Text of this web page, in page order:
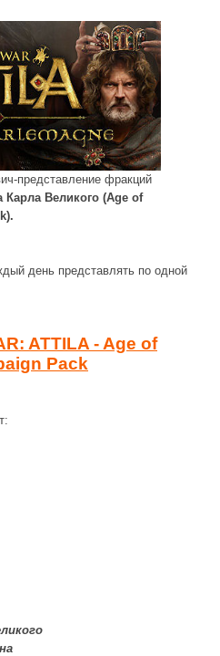
представление фракций
Карла Великого (Age of
день представлять по одной
ATTILA - Age of
Pack